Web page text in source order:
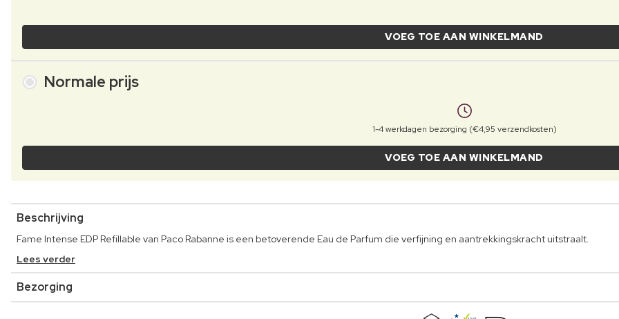
VOEG TOE AAN WINKELMAND
Normale prijs
1-4 werkdagen bezorging (€4,95 verzendkosten)
VOEG TOE AAN WINKELMAND
Beschrijving
Fame Intense EDP Refillable van Paco Rabanne is een betoverende Eau de Parfum die verfijning en aantrekkingskracht uitstraalt.
Lees verder
Bezorging